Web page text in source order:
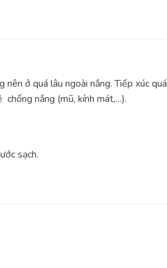
ở quá lâu ngoài nắng. Tiếp xúc quá
nắng (mũ, kính mát,…).
sạch.